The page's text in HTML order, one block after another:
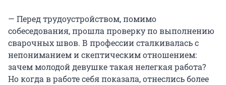
— Перед трудоустройством, помимо
собеседования, прошла проверку по выполнению
сварочных швов. В профессии сталкивалась с
непониманием и скептическим отношением:
зачем молодой девушке такая нелегкая работа?
Но когда в работе себя показала, отнеслись более